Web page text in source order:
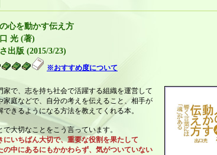
心を動かす伝え方
光 (著)
出版 (2015/3/23)
※おすすめ度について
家で、志を持ち社会で活躍する組織を運営して
家庭などで、自分の考えを伝えること、相手が
きるようになる方法を教えてくれる本。
大切なことをこう言っています。
にいちばん大切で、重要な役割を果たして
中にあるにもかかわらず、気がついていない